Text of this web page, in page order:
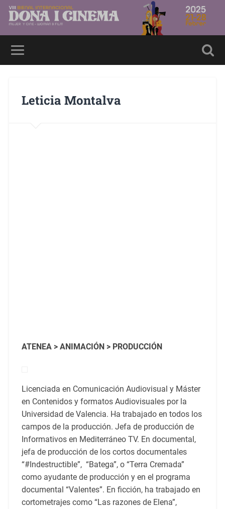
Leticia Montalva
ATENEA > ANIMACIÓN > PRODUCCIÓN
Licenciada en Comunicación Audiovisual y Máster
en Contenidos y formatos Audiovisuales por la
Universidad de Valencia. Ha trabajado en todos los
campos de la producción. Jefa de producción de
Informativos en Mediterráneo TV. En documental,
jefa de producción de los cortos documentales
“#Indestructible”, “Batega”, o “Terra Cremada”
como ayudante de producción y en el programa
documental “Valentes”. En ficción, ha trabajado en
cortometrajes como “Las razones de Elena”,